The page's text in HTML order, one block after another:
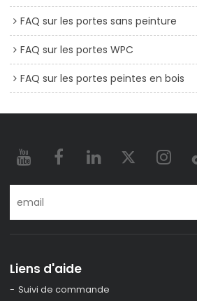
FAQ sur les portes sans peinture
FAQ sur les portes WPC
FAQ sur les portes peintes en bois
Liens d'aide
Suivi de commande